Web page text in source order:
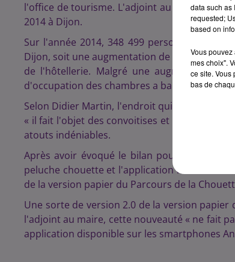
l'office de tourisme. L'adjoint au maire
2014 à Dijon.
Sur l'année 2014, 348 499 personnes ont
Dijon, soit une augmentation de 4% par
de l'hôtellerie. Malgré une augmentation
d'occupation des chambres a baissé.
Selon Didier Martin, l'endroit qui
« il fait l'objet des convoitises et des
atouts indéniables.
Après avoir évoqué le bilan pour 2014,
peluche chouette et l'application mobile du
de la version papier du Parcours de la
Une sorte de version 2.0 de la version
l'adjoint au maire, cette nouveauté « ne fait
application disponible sur les smartphones
data such as
requested;
based on
Vous
mes choix".
ce site. Vous
bas de